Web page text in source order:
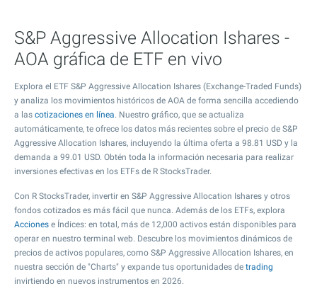
S&P Aggressive Allocation Ishares -
AOA gráfica de ETF en vivo
Explora el ETF S&P Aggressive Allocation Ishares (Exchange-Traded Funds)
y analiza los movimientos históricos de AOA de forma sencilla accediendo
a las cotizaciones en línea. Nuestro gráfico, que se actualiza
automáticamente, te ofrece los datos más recientes sobre el precio de S&P
Aggressive Allocation Ishares, incluyendo la última oferta a 98.81 USD y la
demanda a 99.01 USD. Obtén toda la información necesaria para realizar
inversiones efectivas en los ETFs de R StocksTrader.
Con R StocksTrader, invertir en S&P Aggressive Allocation Ishares y otros
fondos cotizados es más fácil que nunca. Además de los ETFs, explora
Acciones e Índices: en total, más de 12,000 activos están disponibles para
operar en nuestro terminal web. Descubre los movimientos dinámicos de
precios de activos populares, como S&P Aggressive Allocation Ishares, en
nuestra sección de "Charts" y expande tus oportunidades de trading
invirtiendo en nuevos instrumentos en 2026.